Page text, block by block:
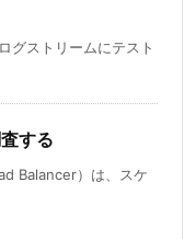
グストリームにテスト
する
Balancer）は、スケ